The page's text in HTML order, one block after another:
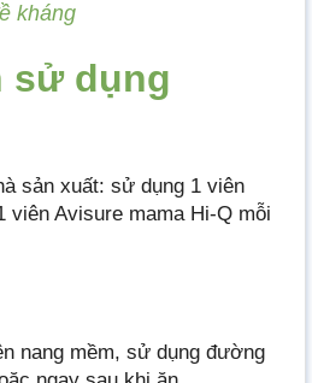
kháng
sử dụng
sản xuất: sử dụng 1 viên
viên Avisure mama Hi-Q mỗi
nang mềm, sử dụng đường